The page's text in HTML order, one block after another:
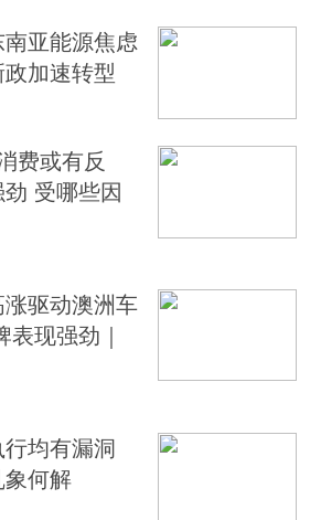
亚能源焦虑
加速转型
费或有反
受哪些因
驱动澳洲车
现强劲｜
均有漏洞
何解